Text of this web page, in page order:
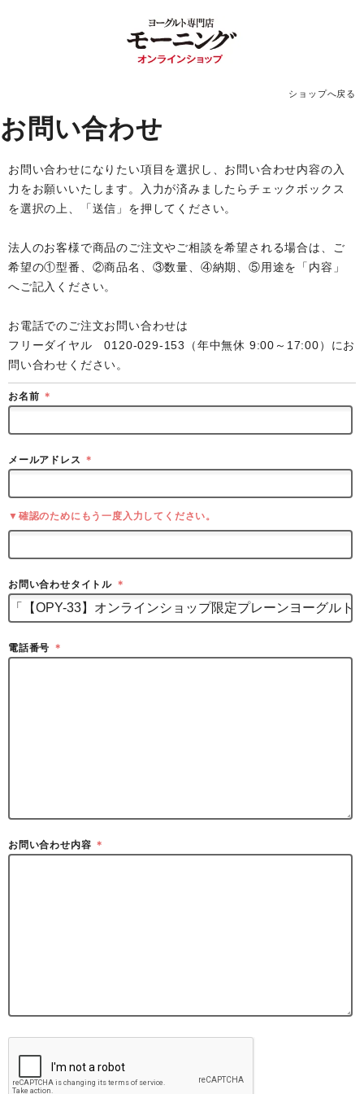
ショップへ戻る
お問い合わせ
お問い合わせになりたい項目を選択し、お問い合わせ内容の入
力をお願いいたします。入力が済みましたらチェックボックス
を選択の上、「送信」を押してください。
法人のお客様で商品のご注文やご相談を希望される場合は、ご
希望の①型番、②商品名、③数量、④納期、⑤用途を「内容」
へご記入ください。
お電話でのご注文お問い合わせは
フリーダイヤル 0120-029-153（年中無休 9:00～17:00）にお
問い合わせください。
お名前 ＊
メールアドレス ＊
▼確認のためにもう一度入力してください。
お問い合わせタイトル ＊
電話番号 ＊
お問い合わせ内容 ＊